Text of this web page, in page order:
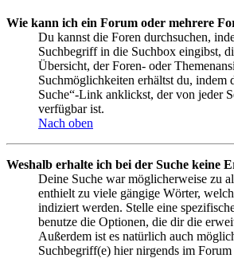
Wie kann ich ein Forum oder mehrere
Du kannst die Foren durchsuchen,
Suchbegriff in die Suchbox eingibst,
Übersicht, der Foren- oder
Suchmöglichkeiten erhältst du, indem
Suche“-Link anklickst, der von jeder
verfügbar ist.
Nach oben
Weshalb erhalte ich bei der Suche keine
Deine Suche war möglicherweise zu
enthielt zu viele gängige Wörter,
indiziert werden. Stelle eine
benutze die Optionen, die dir die
Außerdem ist es natürlich auch
Suchbegriff(e) hier nirgends im